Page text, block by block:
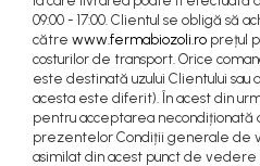
09:00 - 17:00. Clientul se obligă să
către www.fermabiozoli.ro prețul
costurilor de transport. Orice
este destinată uzului Clientului sau
acesta este diferit). În acest din
pentru acceptarea
prezentelor Condiții generale de
asimilat din acest punct de vedere